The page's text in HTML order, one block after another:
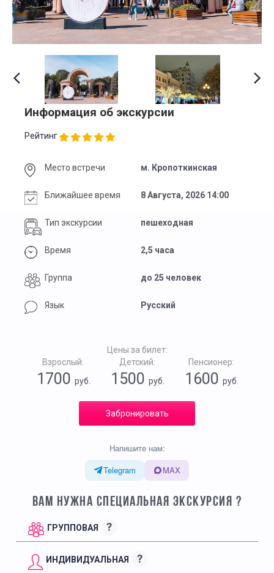
Информация об экскурсии
Рейтинг
Место встречи м. Кропоткинская
Ближайшее время 8 Августа, 2026 14:00
Тип экскурсии пешеходная
Время 2,5 часа
Группа до 25 человек
Язык Русский
Цены за билет:
Взрослый:
1700 руб.
Детский:
1500 руб.
Пенсионер:
1600руб.
Забронировать
Напишите нам:
Telegram
MAX
ВАМ НУЖНА СПЕЦИАЛЬНАЯ ЭКСКУРСИЯ ?
ГРУППОВАЯ ?
ИНДИВИДУАЛЬНАЯ ?